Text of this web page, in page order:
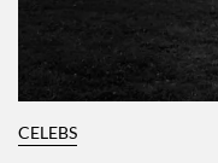
CELEBS